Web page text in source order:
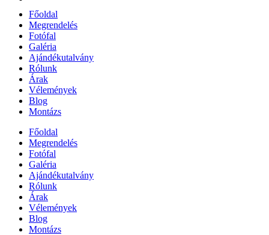
Főoldal
Megrendelés
Fotófal
Galéria
Ajándékutalvány
Rólunk
Árak
Vélemények
Blog
Montázs
Főoldal
Megrendelés
Fotófal
Galéria
Ajándékutalvány
Rólunk
Árak
Vélemények
Blog
Montázs